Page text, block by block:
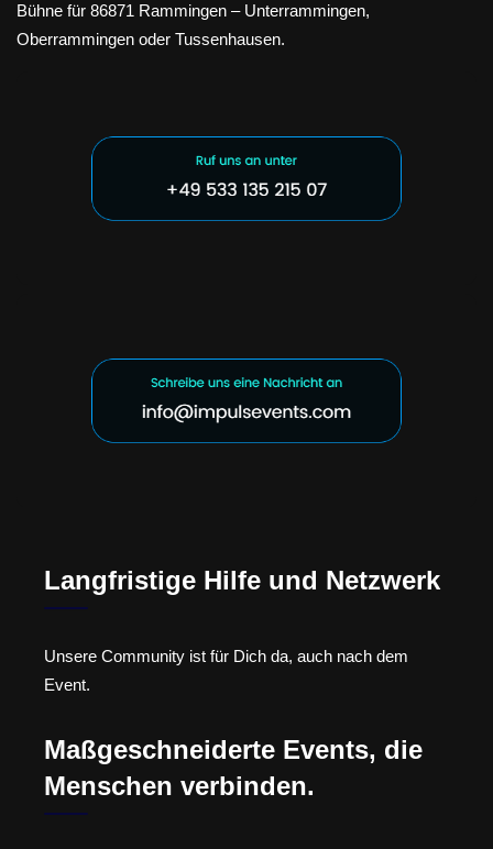
Bühne für 86871 Rammingen – Unterrammingen,
Oberrammingen oder Tussenhausen.
Langfristige Hilfe und Netzwerk
Unsere Community ist für Dich da, auch nach dem
Event.
Maßgeschneiderte Events, die
Menschen verbinden.